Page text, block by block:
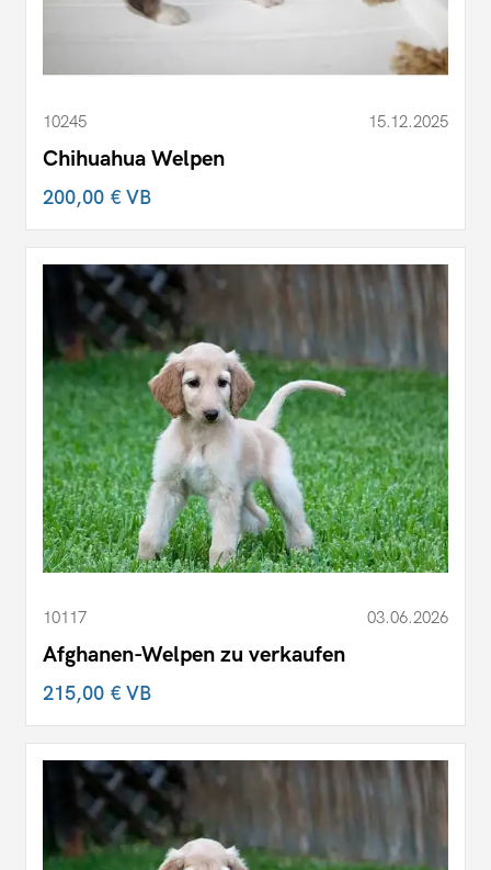
10245 15.12.2025
Chihuahua Welpen
200,00 €VB
10117 03.06.2026
Afghanen-Welpen zu verkaufen
215,00 €VB